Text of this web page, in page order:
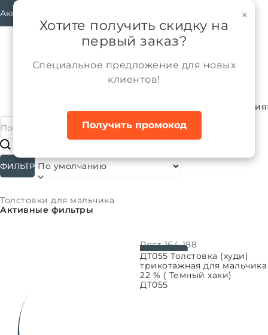
Аккаунт
Трикотажные изделия
#
Подкатегории
ФИЛЬТР Сортировать:
Толстовки для мальчика
Активные фильтры
Рост 164-188
ВЫБРАТЬ ПАРАМЕТРЫ
ДТ055 Толстовка (худи)
трикотажная для мальчика
22 % ( Темный хаки)
ДТ055
×
Хотите получить скидку на
первый заказ?
Специальное предложение для новых
клиентов!
Получить промокод